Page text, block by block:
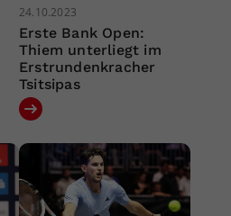
24.10.2023
Erste Bank Open:
Thiem unterliegt im
Erstrundenkracher
Tsitsipas